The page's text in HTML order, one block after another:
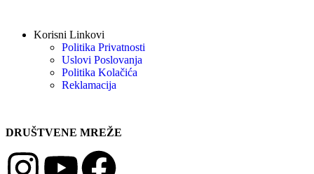
Korisni Linkovi
Politika Privatnosti
Uslovi Poslovanja
Politika Kolačića
Reklamacija
DRUŠTVENE MREŽE